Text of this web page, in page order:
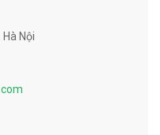
Hà Nội